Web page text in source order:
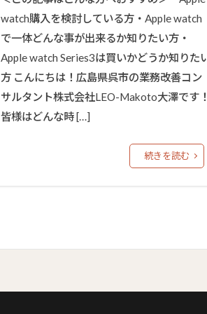
watch購入を検討している方・Apple watch
で一体どんな事が出来るか知りたい方・
Apple watch Series3は買いかどうか知りた
方 こんにちは！広島県呉市の業務改善コン
サルタント株式会社LEO-Makoto大澤です
皆様はどんな時 […]
続きを読む